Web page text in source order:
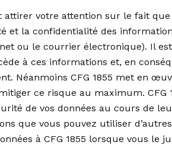
attirer votre attention sur le fait
et la confidentialité des
ou le courrier électronique). Il
à ces informations et, en
Néanmoins CFG 1855 met en
ce risque au maximum. CFG
de vos données au cours de
que vous pouvez utiliser
à CFG 1855 lorsque vous le